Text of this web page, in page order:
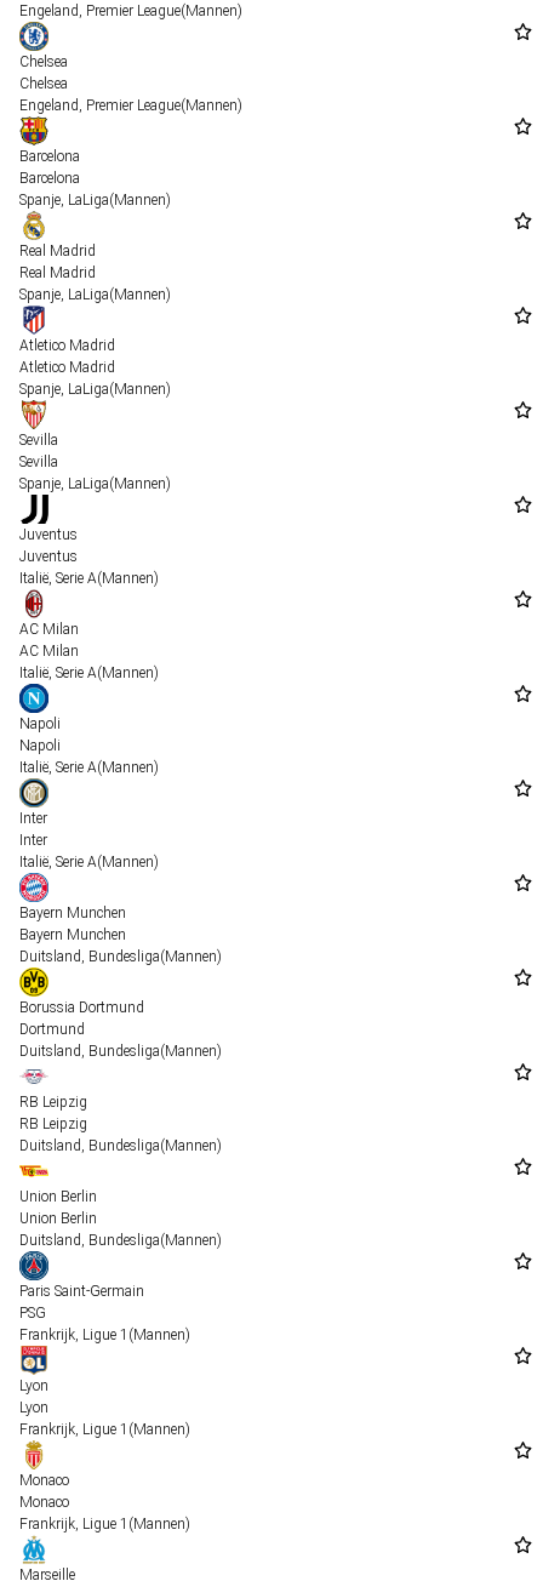
Engeland Premier League(Mannen)
Chelsea
Chelsea
Engeland Premier League(Mannen)
Barcelona
Barcelona
Spanje LaLiga(Mannen)
Real Madrid
Real Madrid
Spanje LaLiga(Mannen)
Atletico Madrid
Atletico Madrid
Spanje LaLiga(Mannen)
Sevilla
Sevilla
Spanje LaLiga(Mannen)
Juventus
Juventus
Italië Serie A(Mannen)
AC Milan
AC Milan
Italië Serie A(Mannen)
Napoli
Napoli
Italië Serie A(Mannen)
Inter
Inter
Italië Serie A(Mannen)
Bayern Munchen
Bayern Munchen
Duitsland Bundesliga(Mannen)
Borussia Dortmund
Dortmund
Duitsland Bundesliga(Mannen)
RB Leipzig
RB Leipzig
Duitsland Bundesliga(Mannen)
Union Berlin
Union Berlin
Duitsland Bundesliga(Mannen)
Paris Saint-Germain
PSG
Frankrijk Ligue 1 (Mannen)
Lyon
Lyon
Frankrijk Ligue 1 (Mannen)
Monaco
Monaco
Frankrijk Ligue 1 (Mannen)
Marseille